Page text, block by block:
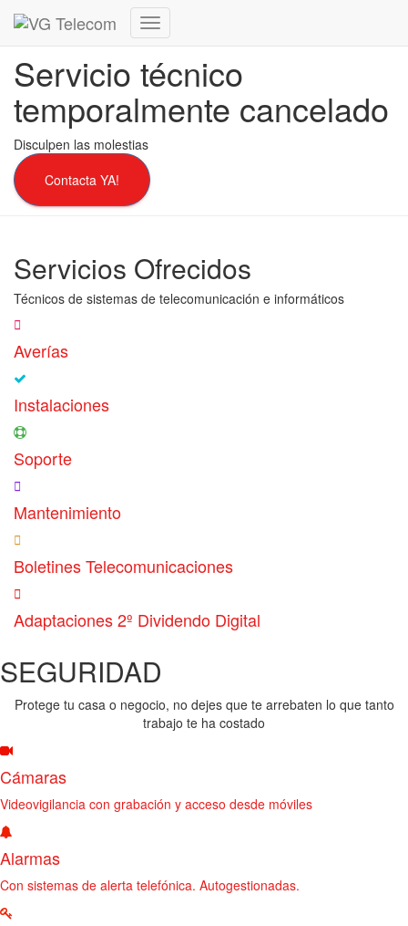
Cambiar
de
navegación
Servicio técnico
temporalmente cancelado
Disculpen las molestias
Contacta YA!
Servicios Ofrecidos
Técnicos de sistemas de telecomunicación e informáticos
Averías
Instalaciones
Soporte
Mantenimiento
Boletines Telecomunicaciones
Adaptaciones 2º Dividendo Digital
SEGURIDAD
Protege tu casa o negocio, no dejes que te arrebaten lo que tanto
trabajo te ha costado
Cámaras
Videovigilancia con grabación y acceso desde móviles
Alarmas
Con sistemas de alerta telefónica. Autogestionadas.